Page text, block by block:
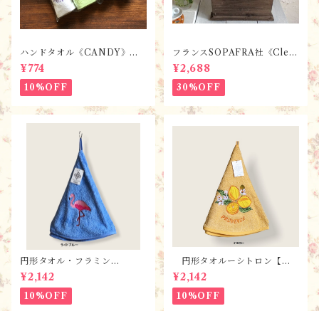
ハンドタオル《CANDY》ラ
ベンダー【全7色】 / フラン
スTisssus-Toselli社 フラン
スのお土産／プロヴァンス
¥774
10%OFF
フランスSOPAFRA社《Clem
entine Creation》 フレンチ
レトロ・シャビーなカトラリ
ーボックス
¥2,688
30%OFF
円形タオル・フラミン
ゴ ・ 全2色 / フランスT
isssus-Toselli社 フランス
のお土産
¥2,142
10%OFF
円形タオルーシトロン【全
３色】 / フランスTisssus-
¥2,142
10%OFF